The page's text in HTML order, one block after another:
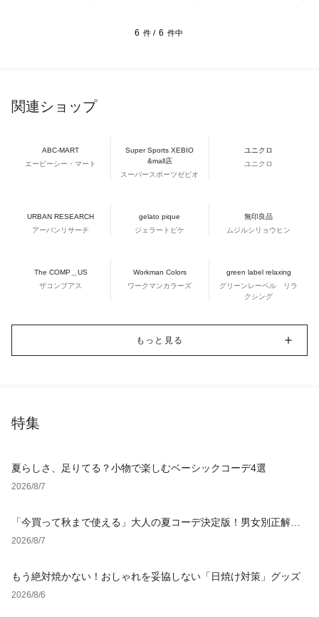
6 件 / 6 件中
関連ショップ
ABC-MART
エービーシー・マート
Super Sports XEBIO
&mall店
スーパースポーツゼビオ
ユニクロ
ユニクロ
URBAN RESEARCH
アーバンリサーチ
gelato pique
ジェラートピケ
無印良品
ムジルシリョウヒン
The COMP＿US
ザコンプアス
Workman Colors
ワークマンカラーズ
green label relaxing
グリーンレーベル リラ
クシング
もっと見る
特集
夏らしさ、足りてる？小物で楽しむベーシックコーデ4選
2026/8/7
「今買って秋まで使える」大人の夏コーデ決定版！男女別正解ス
タイルとNGな着こなし
2026/8/7
もう絶対焼かない！おしゃれを妥協しない「日焼け対策」グッズ
2026/8/6